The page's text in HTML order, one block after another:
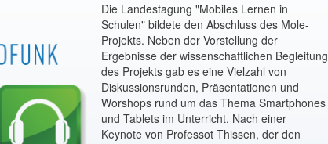
Die Landestagung "Mobiles Lernen in
Schulen" bildete den Abschluss des Mole-
Projekts. Neben der Vorstellung der
Ergebnisse der wissenschaftlichen Begleitung
des Projekts gab es eine Vielzahl von
Diskussionsrunden, Präsentationen und
Worshops rund um das Thema Smartphones
und Tablets im Unterricht. Nach einer
Keynote von Professot Thissen, der den